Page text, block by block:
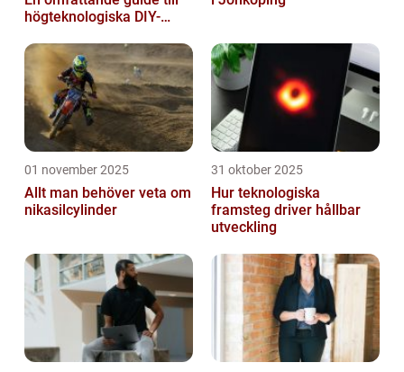
högteknologiska DIY-
01 november 2025
Allt man behöver veta om
nikasilcylinder
31 oktober 2025
Hur teknologiska
framsteg driver hållbar
utveckling